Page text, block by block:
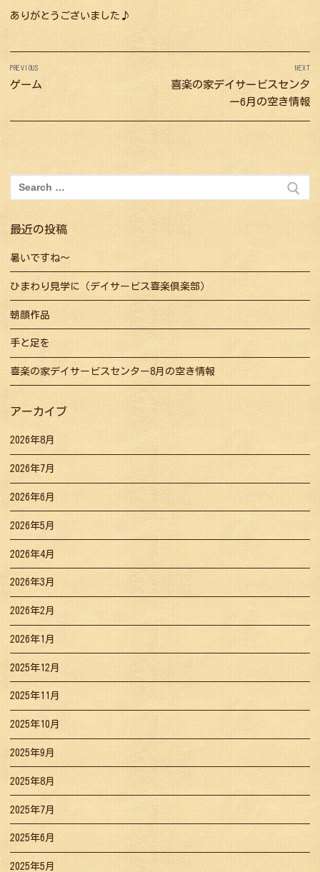
ありがとうございました♪
投
稿
ナ
ビ
ゲ
ー
シ
ョ
ン
PREVIOUS
Previous
post:
ゲーム
NEXT
Next
post:
喜楽の家デイサービスセンタ
ー6月の空き情報
索:
最近の投稿
暑いですね～
ひまわり見学に（デイサービス喜楽倶楽部）
朝顔作品
手と足を
喜楽の家デイサービスセンター8月の空き情報
アーカイブ
2026年8月
2026年7月
2026年6月
2026年5月
2026年4月
2026年3月
2026年2月
2026年1月
2025年12月
2025年11月
2025年10月
2025年9月
2025年8月
2025年7月
2025年6月
2025年5月